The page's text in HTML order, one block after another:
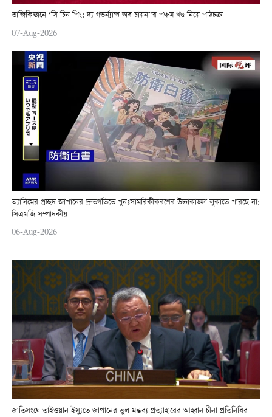
তাজিকিস্তানে ‘সি চিন পিং: দ্য গভর্ন্যান্স অব চায়না’র পঞ্চম খণ্ড নিয়ে পাঠচক্র
07-Aug-2026
অ্যানিমের প্রচ্ছদ জাপানের দ্রুতগতিতে পুনঃসামরিকীকরণের উচ্চাকাঙ্ক্ষা লুকাতে পারছে না:
সিএমজি সম্পাদকীয়
06-Aug-2026
জাতিসংঘে তাইওয়ান ইস্যুতে জাপানের ভুল মন্তব্য প্রত্যাহারের আহ্বান চীনা প্রতিনিধির